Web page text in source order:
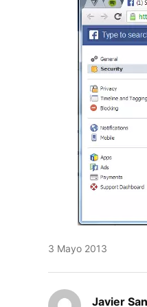
3 Mayo 2013
Javier